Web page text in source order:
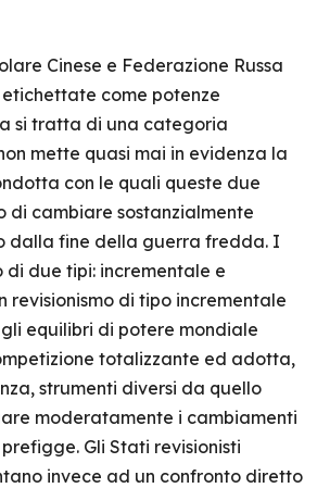
Cinese e Federazione Russa
etichettate come potenze
si tratta di una categoria
mette quasi mai in evidenza la
con le quali queste due
di cambiare sostanzialmente
dalla fine della guerra fredda. I
di due tipi: incrementale e
revisionismo di tipo incrementale
equilibri di potere mondiale
totalizzante ed adotta,
strumenti diversi da quello
moderatamente i cambiamenti
Gli Stati revisionisti
invece ad un confronto diretto